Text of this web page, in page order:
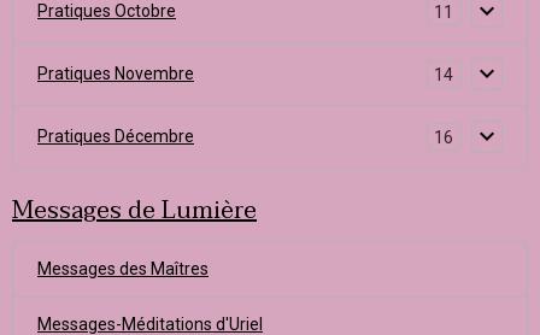
Pratiques Octobre 11
Pratiques Novembre 14
Pratiques Décembre 16
Messages de Lumière
Messages des Maîtres
Messages-Méditations d'Uriel